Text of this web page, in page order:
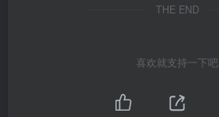
THE END
喜欢就支持一下吧